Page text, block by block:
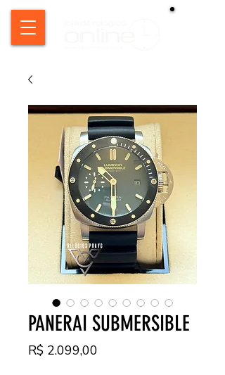
PANERAI SUBMERSIBLE
R$ 2.099,00